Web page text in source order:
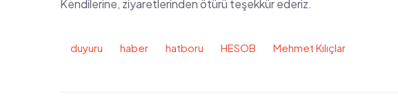
Kendilerine, ziyaretlerinden ötürü teşekkür ederiz.
duyuru haber hatboru HESOB Mehmet Kılıçlar